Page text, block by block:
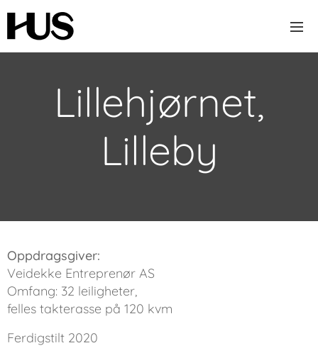
Lillehjørnet,
Lilleby
Oppdragsgiver:
Veidekke Entreprenør AS
Omfang: 32 leiligheter,
felles takterasse på 120 kvm
Ferdigstilt 2020